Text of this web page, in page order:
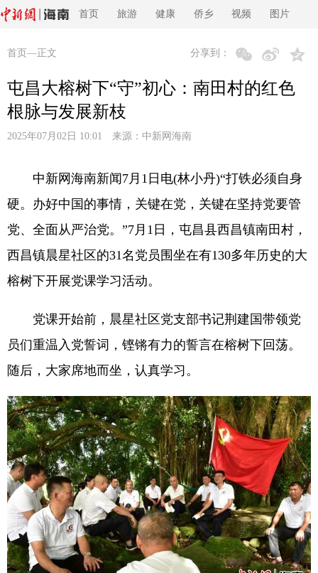
首页 旅游 健康 侨乡 视频 图片
首页 —正文 分享到：
屯昌大榕树下“守”初心：南田村的红色
根脉与发展新枝
2025年07月02日 10:01 来源： 中新网海南
中新网海南新闻7月1日电(林小丹)“打铁必须自身
硬。办好中国的事情，关键在党，关键在坚持党要管
党、全面从严治党。”7月1日，屯昌县西昌镇南田村，
西昌镇晨星社区的31名党员围坐在有130多年历史的大
榕树下开展党课学习活动。
党课开始前，晨星社区党支部书记荆建国带领党
员们重温入党誓词，铿锵有力的誓言在榕树下回荡。
随后，大家席地而坐，认真学习。